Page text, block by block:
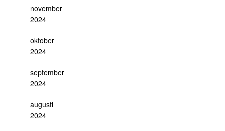
november
2024
oktober
2024
september
2024
augusti
2024